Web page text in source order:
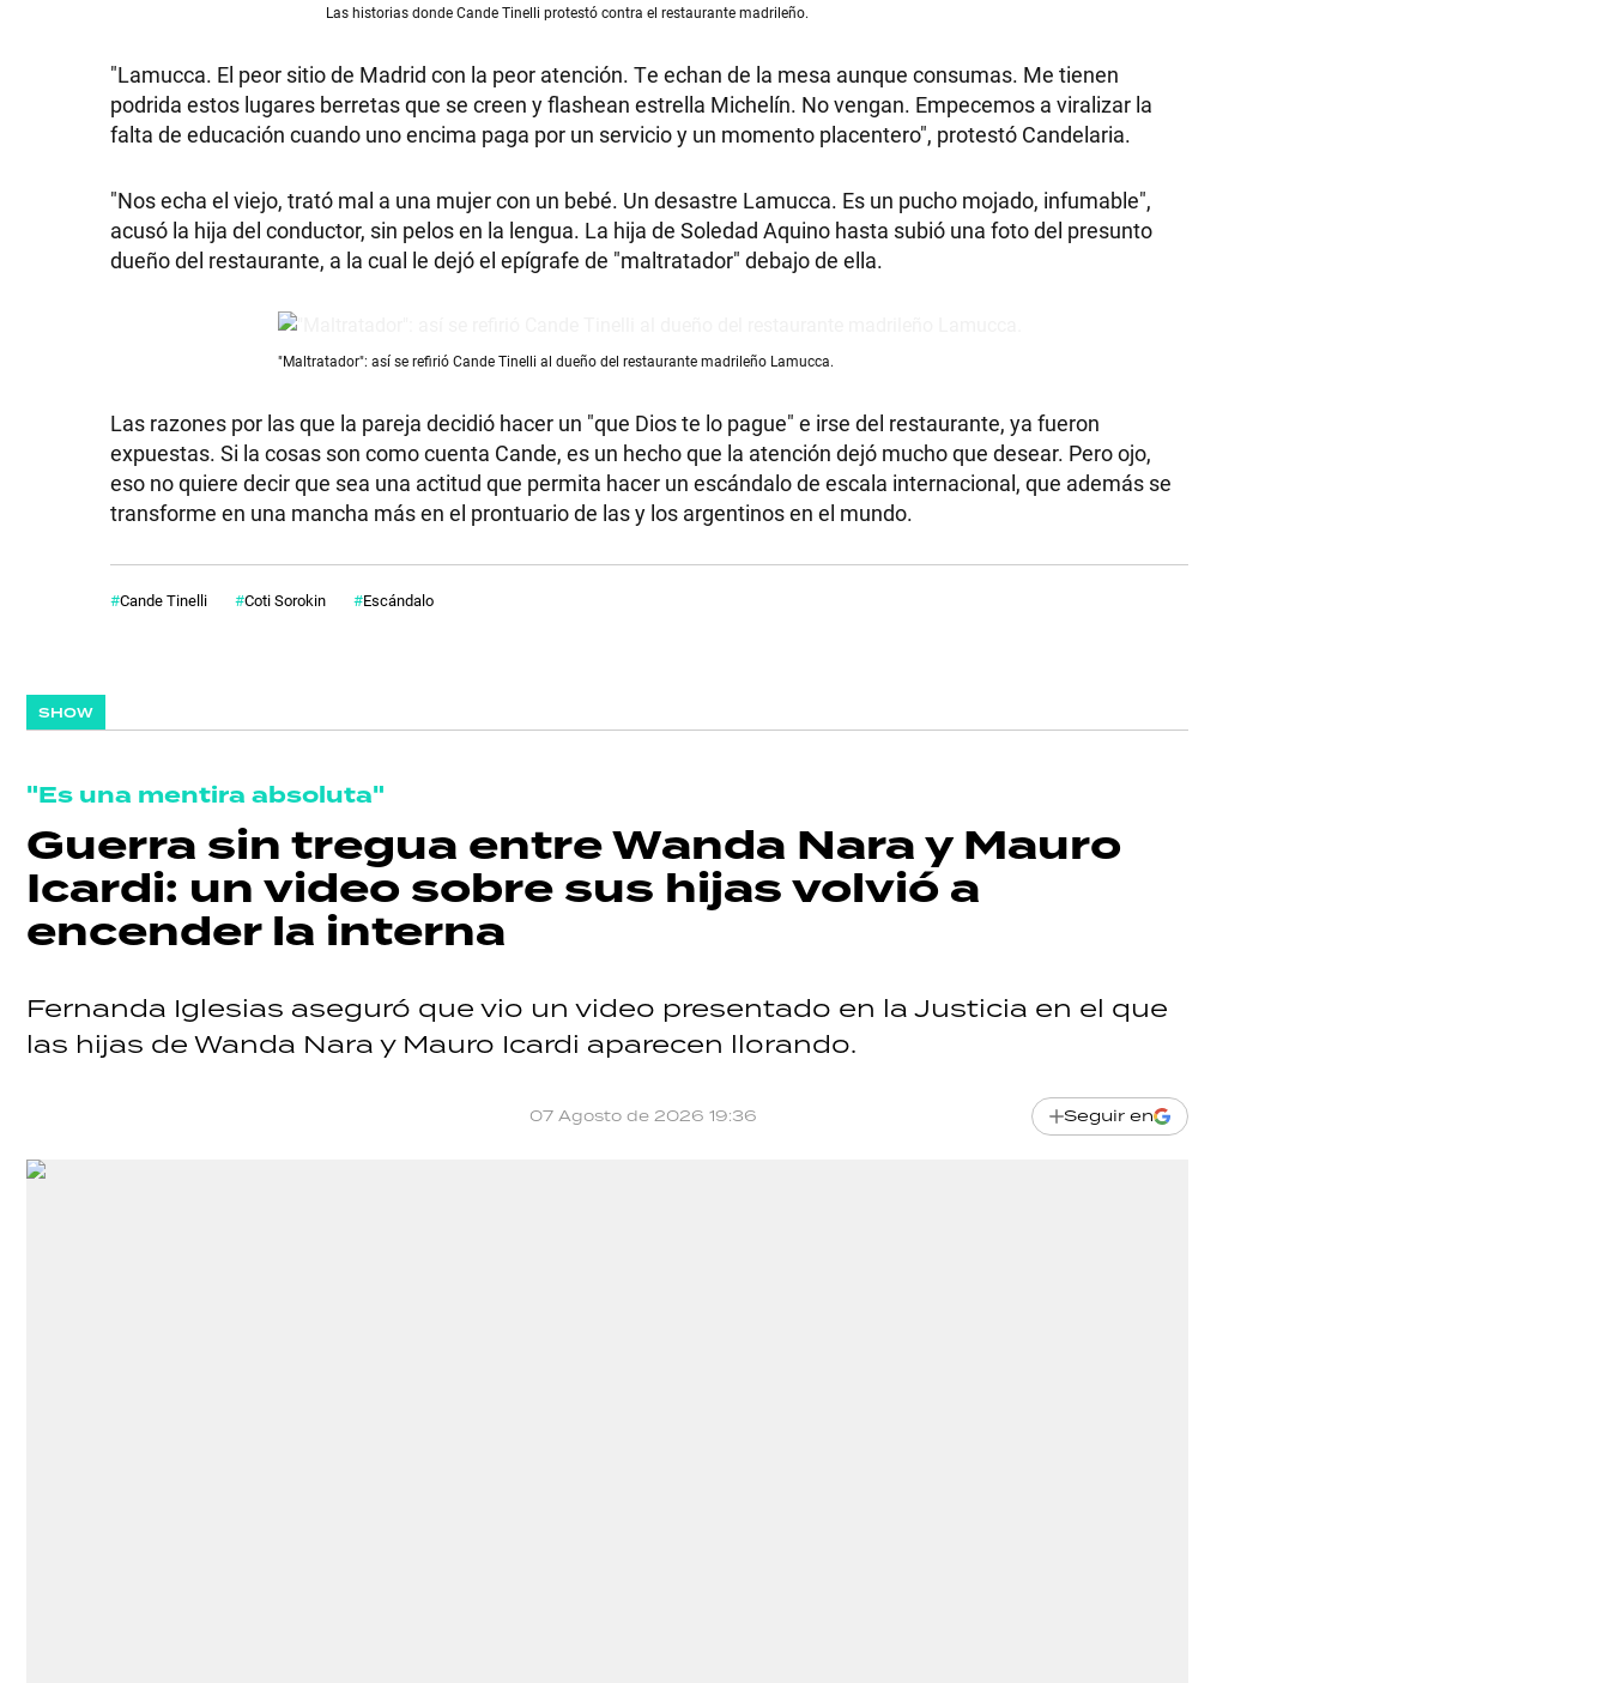
Las historias donde Cande Tinelli protestó contra el restaurante madrileño.
"Lamucca. El peor sitio de Madrid con la peor atención. Te echan de la mesa aunque consumas. Me tienen
podrida estos lugares berretas que se creen y flashean estrella Michelín. No vengan. Empecemos a viralizar la
falta de educación cuando uno encima paga por un servicio y un momento placentero", protestó Candelaria.
"Nos echa el viejo, trató mal a una mujer con un bebé. Un desastre Lamucca. Es un pucho mojado, infumable",
acusó la hija del conductor, sin pelos en la lengua. La hija de Soledad Aquino hasta subió una foto del presunto
dueño del restaurante, a la cual le dejó el epígrafe de "maltratador" debajo de ella.
"Maltratador": así se refirió Cande Tinelli al dueño del restaurante madrileño Lamucca.
Las razones por las que la pareja decidió hacer un "que Dios te lo pague" e irse del restaurante, ya fueron
expuestas. Si la cosas son como cuenta Cande, es un hecho que la atención dejó mucho que desear. Pero ojo,
eso no quiere decir que sea una actitud que permita hacer un escándalo de escala internacional, que además se
transforme en una mancha más en el prontuario de las y los argentinos en el mundo.
Cande Tinelli Coti Sorokin Escándalo
SHOW
"Es una mentira absoluta"
Guerra sin tregua entre Wanda Nara y Mauro
Icardi: un video sobre sus hijas volvió a
encender la interna
Fernanda Iglesias aseguró que vio un video presentado en la Justicia en el que
las hijas de Wanda Nara y Mauro Icardi aparecen llorando.
07 Agosto de 2026 19:36 Seguir en
ECONOMÍA
GRAN
HERMANO
SALUD
DEPORTES
TECNOLOGÍA